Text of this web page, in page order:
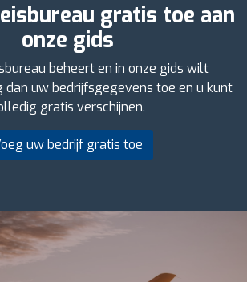
gratis toe aan
onze gids
beheert en in onze gids wilt
dan uw bedrijfsgegevens toe en u kunt
gratis verschijnen.
uw bedrijf gratis toe